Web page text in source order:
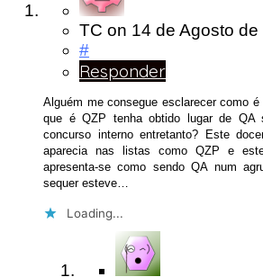
TC on 14 de Agosto de
#
Responder
Alguém me consegue esclarecer como
que é QZP tenha obtido lugar de QA
concurso interno entretanto? Este
aparecia nas listas como QZP e este
apresenta-se como sendo QA num
sequer esteve…
Loading...